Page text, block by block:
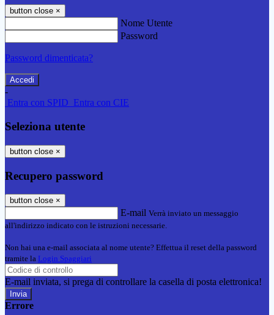
button close ×
Nome Utente
Password
Password dimenticata?
-
Entra con SPID Entra con CIE
Seleziona utente
button close ×
Recupero password
button close ×
E-mail Verrà inviato un messaggio
all'indirizzo indicato con le istruzioni necessarie.
Non hai una e-mail associata al nome utente? Effettua il reset della password
tramite la Login Spaggiari
E-mail inviata, si prega di controllare la casella di posta elettronica!
Errore